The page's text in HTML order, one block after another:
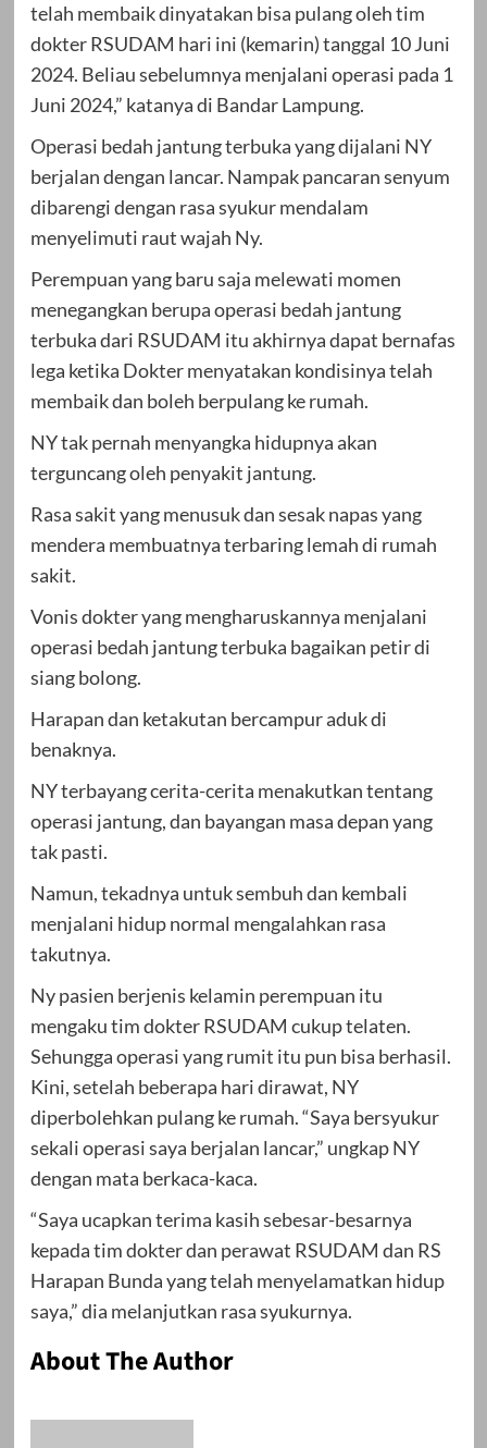
telah membaik dinyatakan bisa pulang oleh tim
dokter RSUDAM hari ini (kemarin) tanggal 10 Juni
2024. Beliau sebelumnya menjalani operasi pada 1
Juni 2024,” katanya di Bandar Lampung.
Operasi bedah jantung terbuka yang dijalani NY
berjalan dengan lancar. Nampak pancaran senyum
dibarengi dengan rasa syukur mendalam
menyelimuti raut wajah Ny.
Perempuan yang baru saja melewati momen
menegangkan berupa operasi bedah jantung
terbuka dari RSUDAM itu akhirnya dapat bernafas
lega ketika Dokter menyatakan kondisinya telah
membaik dan boleh berpulang ke rumah.
NY tak pernah menyangka hidupnya akan
terguncang oleh penyakit jantung.
Rasa sakit yang menusuk dan sesak napas yang
mendera membuatnya terbaring lemah di rumah
sakit.
Vonis dokter yang mengharuskannya menjalani
operasi bedah jantung terbuka bagaikan petir di
siang bolong.
Harapan dan ketakutan bercampur aduk di
benaknya.
NY terbayang cerita-cerita menakutkan tentang
operasi jantung, dan bayangan masa depan yang
tak pasti.
Namun, tekadnya untuk sembuh dan kembali
menjalani hidup normal mengalahkan rasa
takutnya.
Ny pasien berjenis kelamin perempuan itu
mengaku tim dokter RSUDAM cukup telaten.
Sehungga operasi yang rumit itu pun bisa berhasil.
Kini, setelah beberapa hari dirawat, NY
diperbolehkan pulang ke rumah. “Saya bersyukur
sekali operasi saya berjalan lancar,” ungkap NY
dengan mata berkaca-kaca.
“Saya ucapkan terima kasih sebesar-besarnya
kepada tim dokter dan perawat RSUDAM dan RS
Harapan Bunda yang telah menyelamatkan hidup
saya,” dia melanjutkan rasa syukurnya.
About The Author